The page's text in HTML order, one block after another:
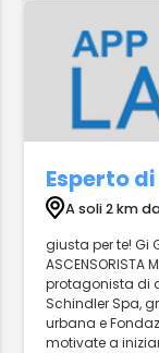
Esperto
A soli 2 km
giusta per te! Gi
protagonista di
Schindler Spa,
urbana e
motivate a